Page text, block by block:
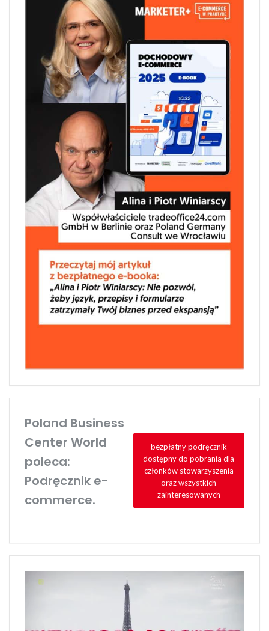
Poland Business
Center World
poleca:
Podręcznik e-
commerce.
bezpłatny podręcznik
dostępny do pobrania dla
członków stowarzyszenia
oraz wszystkich
zainteresowanych